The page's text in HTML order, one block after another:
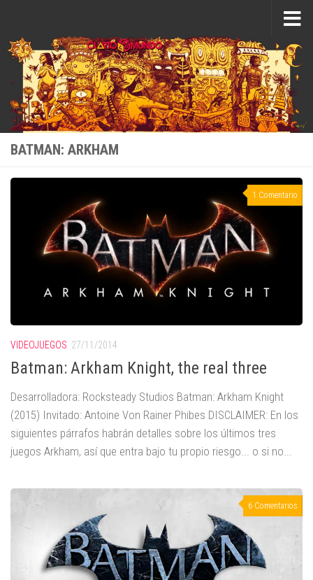
BATMAN: ARKHAM
1 Comentario
VIDEOJUEGOS 27/11/2014
Batman: Arkham Knight, the real three
Desarrolladora: Rocksteady Studios Batman: Arkham Knight
(2015) Invitado: Antoine Von Rainer Phibes DISCLAIMER: En los
siguientes párrafos habrán detalles sobre los últimos tres
juegos Arkham, así que entra bajo tu propio riesgo... o si no...
6 Comentarios